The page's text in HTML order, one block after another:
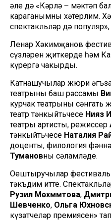
әле дә «Кәрлә – мәктәп
караганымны хәтерлим.
спектакльләр дә
Ленар Хәкимҗанов
сүзләрен җиткерде һәм
күрергә чакырды.
Катнашучылар жюри
театрының баш рәссамы
курчак театрының сәнгать
театр тәнкыйтьчесе Нияз
театры артисты, режиссер
тәнкыйтьчесе Наталия
доценты, филология
Тумановны сәламләде.
Оештыручылар
тәкъдим итте.
Рузилә Мөхәммәтова,
Шевченко, Ольга
күзәтчеләр премиясен»